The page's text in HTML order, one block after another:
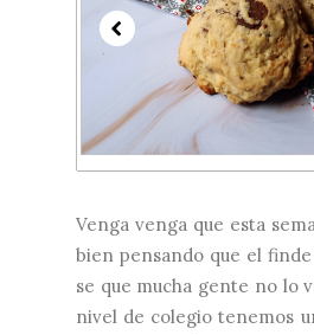
Venga venga que esta
bien pensando que el
se que mucha gente no lo
nivel de colegio tenemos